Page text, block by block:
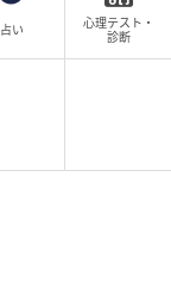
占い
心理テスト・
診断